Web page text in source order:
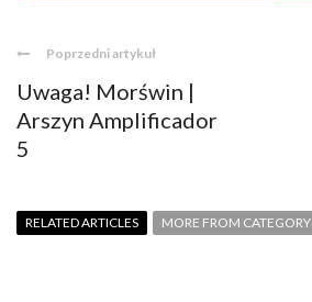
Poprzedni artykuł
Uwaga! Morświn |
Arszyn Amplificador
5
RELATED ARTICLES MORE FROM CATEGORY